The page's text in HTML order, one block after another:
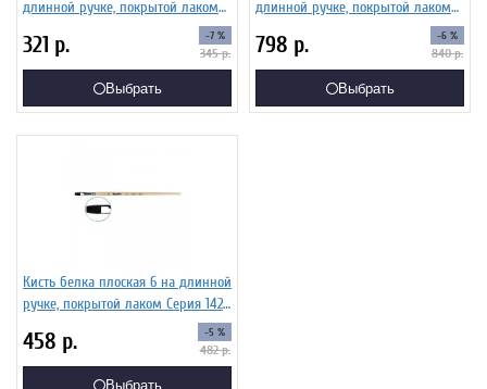
длинной ручке, покрытой лаком
321 р. -7 %
345р.
Выбрать
длинной ручке, покрытой лаком
798 р. -6 %
840р.
Выбрать
Кисть белка плоская 6 на длинной
ручке, покрытой лаком Серия 1422
458 р. -5 %
482р.
Выбрать